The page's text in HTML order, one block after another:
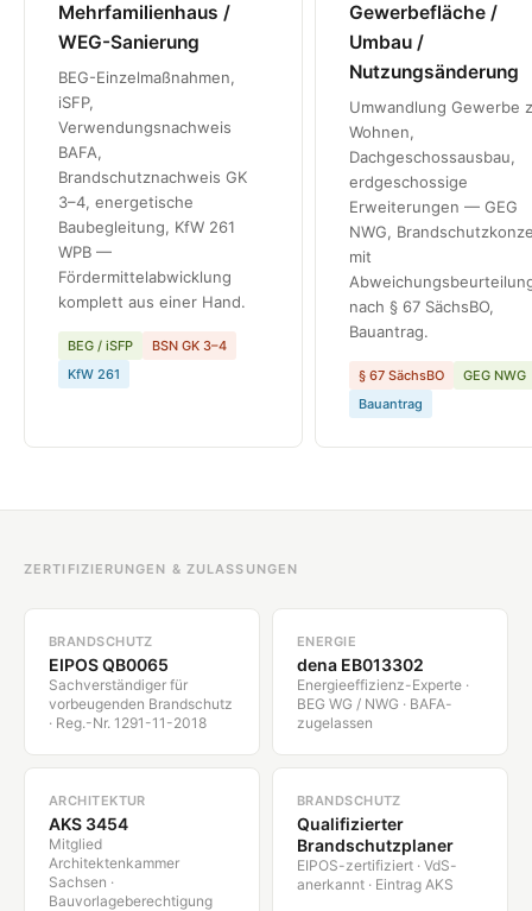
Mehrfamilienhaus /
WEG-Sanierung
BEG-Einzelmaßnahmen,
iSFP,
Verwendungsnachweis
BAFA,
Brandschutznachweis GK
3–4, energetische
Baubegleitung, KfW 261
WPB —
Fördermittelabwicklung
komplett aus einer Hand.
BEG / iSFP
BSN GK 3–4
KfW 261
Gewerbefläche /
Umbau /
Nutzungsänderung
Umwandlung Gewerbe
Wohnen,
Dachgeschossausbau,
erdgeschossige
Erweiterungen — GEG
NWG,
mit
nach § 67 SächsBO,
Bauantrag.
§ 67 SächsBO
GEG NWG
Bauantrag
ZERTIFIZIERUNGEN & ZULASSUNGEN
BRANDSCHUTZ
EIPOS QB0065
Sachverständiger für
vorbeugenden Brandschutz
· Reg.-Nr. 1291-11-2018
ENERGIE
dena EB013302
Energieeffizienz-Experte ·
BEG WG / NWG · BAFA-
zugelassen
ARCHITEKTUR
AKS 3454
Mitglied
Architektenkammer
Sachsen ·
Bauvorlageberechtigung
BRANDSCHUTZ
Qualifizierter
Brandschutzplaner
EIPOS-zertifiziert · VdS-
anerkannt · Eintrag AKS